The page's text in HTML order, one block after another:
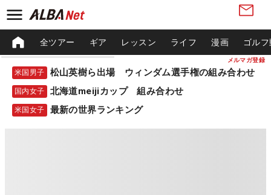
メルマガ登録
全ツアー ギア レッスン ライフ 漫画 ゴル
米国男子 松山英樹ら出場 ウィンダム選手権の組み合わせ
国内女子 北海道meijiカップ 組み合わせ
米国女子 最新の世界ランキング